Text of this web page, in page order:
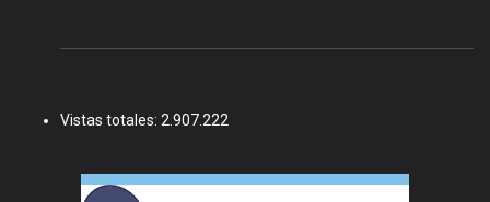
Vistas totales: 2.907.222